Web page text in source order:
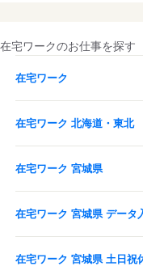
在宅ワークのお仕事を探す
在宅ワーク
在宅ワーク 北海道・東北
在宅ワーク 宮城県
在宅ワーク 宮城県 データ
在宅ワーク 宮城県 土日祝